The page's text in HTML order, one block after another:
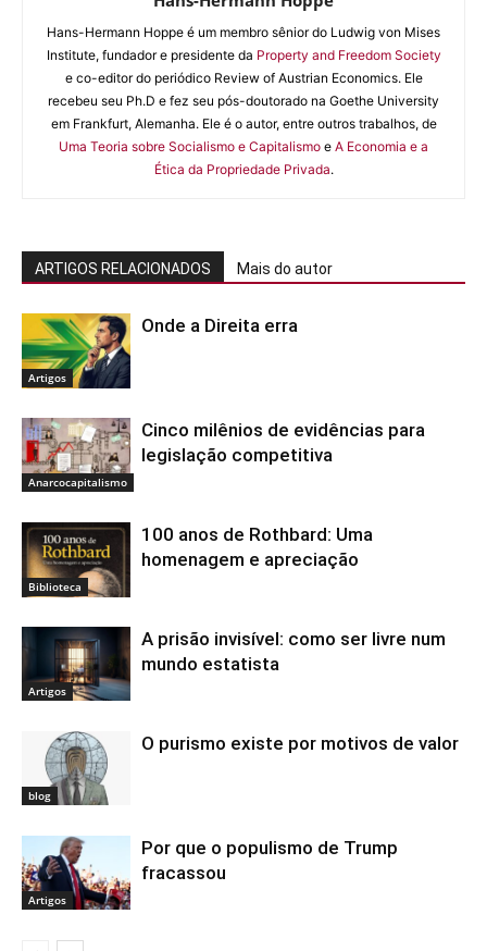
Hans-Hermann Hoppe é um membro sênior do Ludwig von Mises
Institute, fundador e presidente da Property and Freedom Society
e co-editor do periódico Review of Austrian Economics. Ele
recebeu seu Ph.D e fez seu pós-doutorado na Goethe University
em Frankfurt, Alemanha. Ele é o autor, entre outros trabalhos, de
Uma Teoria sobre Socialismo e Capitalismo e A Economia e a
Ética da Propriedade Privada.
ARTIGOS RELACIONADOS Mais do autor
Artigos
Onde a Direita erra
Anarcocapitalismo
Cinco milênios de evidências para
legislação competitiva
Biblioteca
100 anos de Rothbard: Uma
homenagem e apreciação
Artigos
A prisão invisível: como ser livre num
mundo estatista
blog
O purismo existe por motivos de valor
Artigos
Por que o populismo de Trump
fracassou